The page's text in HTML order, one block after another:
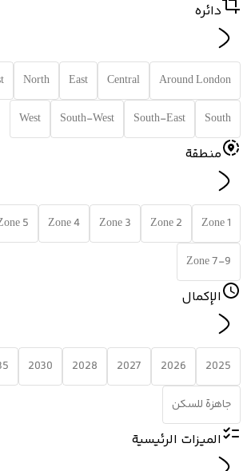
دائره
Around London
Central
East
North
South
South-East
South-West
West
منطقة
Zone 1
Zone 2
Zone 3
Zone 4
5
Zone 7-9
الإكمال
2025
2026
2027
2028
2030
جاهزة للسكن
الميزات الرئيسية